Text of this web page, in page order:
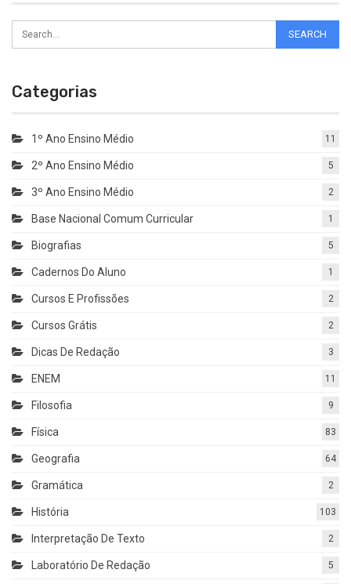
Categorias
1º Ano Ensino Médio 11
2º Ano Ensino Médio 5
3º Ano Ensino Médio 2
Base Nacional Comum Curricular 1
Biografias 5
Cadernos Do Aluno 1
Cursos E Profissões 2
Cursos Grátis 2
Dicas De Redação 3
ENEM 11
Filosofia 9
Física 83
Geografia 64
Gramática 2
História 103
Interpretação De Texto 2
Laboratório De Redação 5